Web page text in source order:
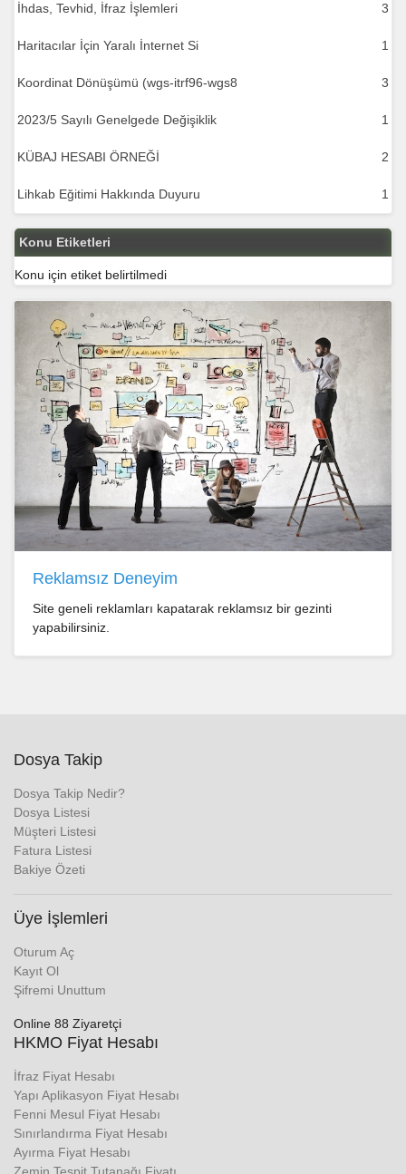
İhdas, Tevhid, İfraz İşlemleri 3
Haritacılar İçin Yaralı İnternet Si 1
Koordinat Dönüşümü (wgs-itrf96-wgs8 3
2023/5 Sayılı Genelgede Değişiklik 1
KÜBAJ HESABI ÖRNEĞİ 2
Lihkab Eğitimi Hakkında Duyuru 1
Konu Etiketleri
Konu için etiket belirtilmedi
Reklamsız Deneyim
Site geneli reklamları kapatarak reklamsız bir gezinti
yapabilirsiniz.
Dosya Takip
Dosya Takip Nedir?
Dosya Listesi
Müşteri Listesi
Fatura Listesi
Bakiye Özeti
Üye İşlemleri
Oturum Aç
Kayıt Ol
Şifremi Unuttum
Online 88 Ziyaretçi
HKMO Fiyat Hesabı
İfraz Fiyat Hesabı
Yapı Aplikasyon Fiyat Hesabı
Fenni Mesul Fiyat Hesabı
Sınırlandırma Fiyat Hesabı
Ayırma Fiyat Hesabı